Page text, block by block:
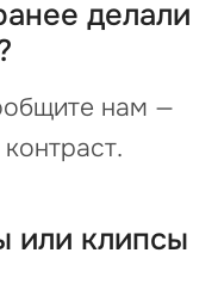
делали
нам —
или клипсы